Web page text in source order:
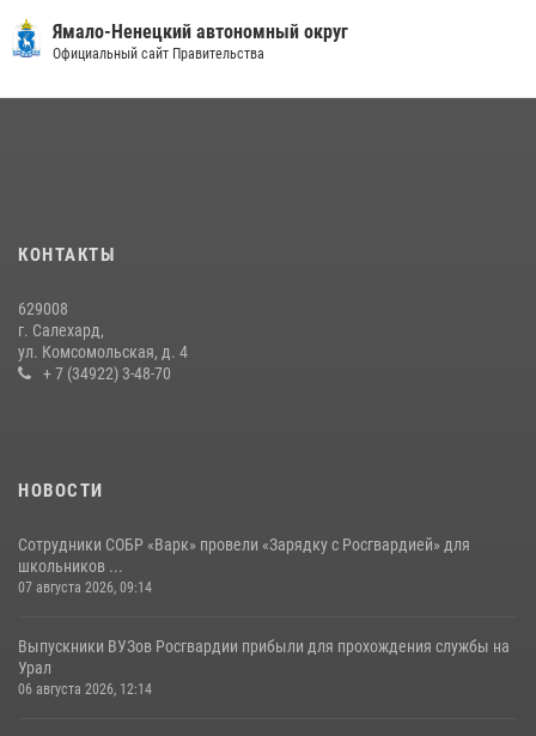
«Росгвардия. Вехи истории»: войска правопорядка на охране
стратегических объектов поверженной Германии (видео)
23 июля 2026, 03:41
Ямало-Ненецкий автономный округ
Официальный сайт Правительства
КОНТАКТЫ
629008
г. Салехард,
ул. Комсомольская, д. 4
+ 7 (34922) 3-48-70
НОВОСТИ
Сотрудники СОБР «Варк» провели «Зарядку с Росгвардией» для
школьников ...
07 августа 2026, 09:14
Выпускники ВУЗов Росгвардии прибыли для прохождения службы на
Урал
06 августа 2026, 12:14